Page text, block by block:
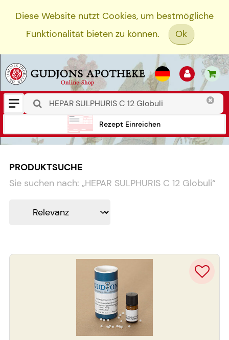
Diese Website nutzt Cookies, um bestmögliche
Funktionalität bieten zu können.
Ok
Rezept Einreichen
PRODUKTSUCHE
Sie suchen nach: „HEPAR SULPHURIS C 12 Globuli“